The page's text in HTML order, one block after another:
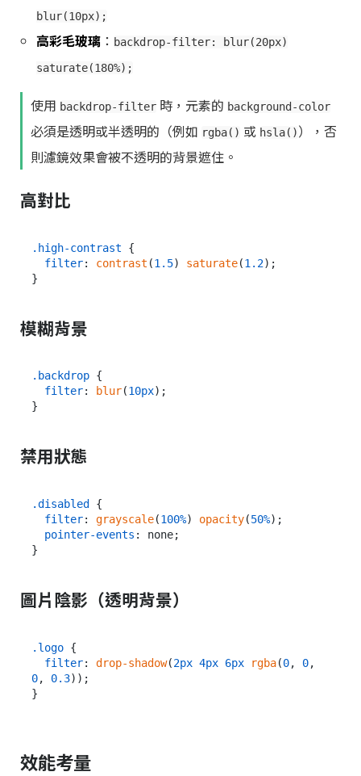
blur(10px);
高彩毛玻璃 ： backdrop-filter: blur(20px)
saturate(180%);
使用 backdrop-filter 時，元素的 background-color
必須是透明或半透明的（例如 rgba() 或 hsla()），否
則濾鏡效果會被不透明的背景遮住。
高對比
.high-contrast {
filter: contrast (1.5) saturate(1.2);
模糊背景
.backdrop {
filter: blur(10px);
禁用狀態
.disabled
{
filter: grayscale(100%) opacity(50%);
pointer-events : none;
圖片陰影（透明背景）
.logo {
filter: drop-shadow(2px 4px 6px rgba(0, 0
0, 0.3));
效能考量